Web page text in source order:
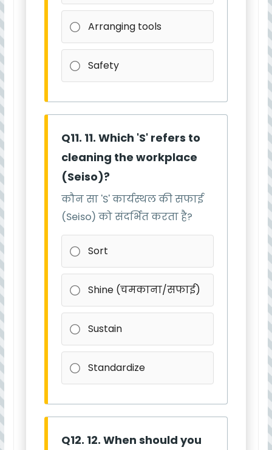
Arranging tools
Safety
Q11. 11. Which 'S' refers to
cleaning the workplace
(Seiso)?
कौन सा 'S' कार्यस्थल की सफाई
(Seiso) को संदर्भित करता है?
Sort
Shine (चमकाना/सफाई)
Sustain
Standardize
Q12. 12. When should you